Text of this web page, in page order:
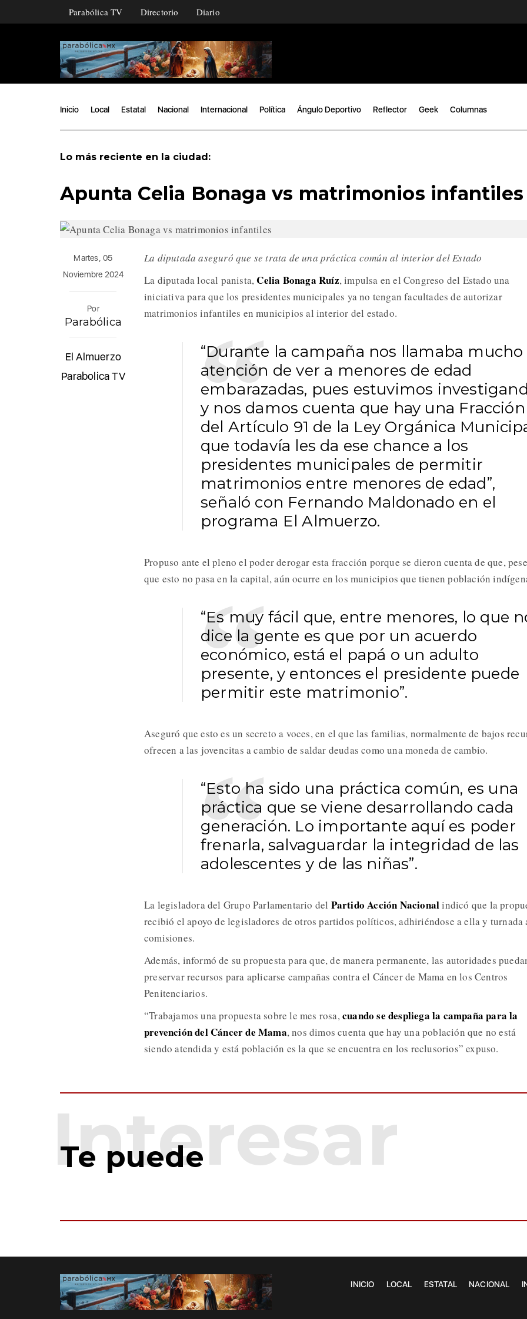
Parabólica TV Directorio Diario
Inicio Local Estatal Nacional Internacional Política Ángulo Deportivo Reflector Geek Columnas
Lo más reciente en la ciudad:
Apunta Celia Bonaga vs matrimonios infantiles
Martes, 05
Noviembre 2024
Por
Parabólica
El Almuerzo
Parabolica TV
La diputada aseguró que se trata de una práctica común al interior del Estado
La diputada local panista,Celia Bonaga Ruíz, impulsa en el Congreso del Estado una
iniciativa para que los presidentes municipales ya no tengan facultades de autorizar
matrimonios infantiles en municipios al interior del estado.
“Durante la campaña nos llamaba mucho
atención de ver a menores de edad
embarazadas, pues estuvimos
y nos damos cuenta que hay una Fracción
del Artículo 91 de la Ley Orgánica
que todavía les da ese chance a los
presidentes municipales de permitir
matrimonios entre menores de edad”,
señaló con Fernando Maldonado en el
programa El Almuerzo.
Propuso ante el pleno el poder derogar esta fracción porque se dieron cuenta de que,
que esto no pasa en la capital, aún ocurre en los municipios que tienen población
“Es muy fácil que, entre menores, lo que
dice la gente es que por un acuerdo
económico, está el papá o un adulto
presente, y entonces el presidente puede
permitir este matrimonio”.
Aseguró que esto es un secreto a voces, en el que las familias, normalmente de bajos
ofrecen a las jovencitas a cambio de saldar deudas como una moneda de cambio.
“Esto ha sido una práctica común, es una
práctica que se viene desarrollando cada
generación. Lo importante aquí es poder
frenarla, salvaguardar la integridad de las
adolescentes y de las niñas”.
La legisladora del Grupo Parlamentario del Partido Acción Nacionalindicó que la
recibió el apoyo de legisladores de otros partidos políticos, adhiriéndose a ella y turnada
comisiones.
Además, informó de su propuesta para que, de manera permanente, las autoridades
preservar recursos para aplicarse campañas contra el Cáncer de Mama en los Centros
Penitenciarios.
“Trabajamos una propuesta sobre le mes rosa,cuando se despliega la campaña para la
prevención del Cáncer de Mama, nos dimos cuenta que hay una población que no está
siendo atendida y está población es la que se encuentra en los reclusorios” expuso.
Te puede
INICIO LOCAL ESTATAL NACIONAL